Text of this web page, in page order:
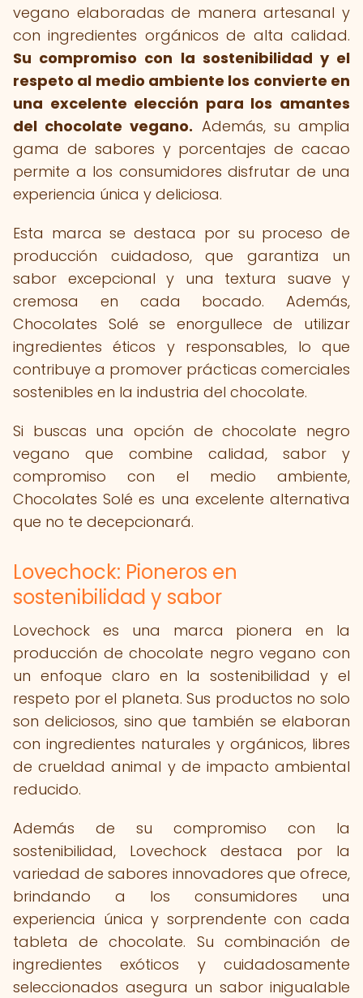
vegano elaboradas de manera artesanal y
con ingredientes orgánicos de alta calidad.
Su compromiso con la sostenibilidad y el
respeto al medio ambiente los convierte en
una excelente elección para los amantes
del chocolate vegano. Además, su amplia
gama de sabores y porcentajes de cacao
permite a los consumidores disfrutar de una
experiencia única y deliciosa.
Esta marca se destaca por su proceso de
producción cuidadoso, que garantiza un
sabor excepcional y una textura suave y
cremosa en cada bocado. Además,
Chocolates Solé se enorgullece de utilizar
ingredientes éticos y responsables, lo que
contribuye a promover prácticas comerciales
sostenibles en la industria del chocolate.
Si buscas una opción de chocolate negro
vegano que combine calidad, sabor y
compromiso con el medio ambiente,
Chocolates Solé es una excelente alternativa
que no te decepcionará.
Lovechock: Pioneros en
sostenibilidad y sabor
Lovechock es una marca pionera en la
producción de chocolate negro vegano con
un enfoque claro en la sostenibilidad y el
respeto por el planeta. Sus productos no solo
son deliciosos, sino que también se elaboran
con ingredientes naturales y orgánicos, libres
de crueldad animal y de impacto ambiental
reducido.
Además de su compromiso con la
sostenibilidad, Lovechock destaca por la
variedad de sabores innovadores que ofrece,
brindando a los consumidores una
experiencia única y sorprendente con cada
tableta de chocolate. Su combinación de
ingredientes exóticos y cuidadosamente
seleccionados asegura un sabor inigualable